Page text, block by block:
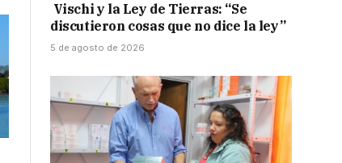
Vischi y la Ley de Tierras: “Se
discutieron cosas que no dice la ley”
5 de agosto de 2026